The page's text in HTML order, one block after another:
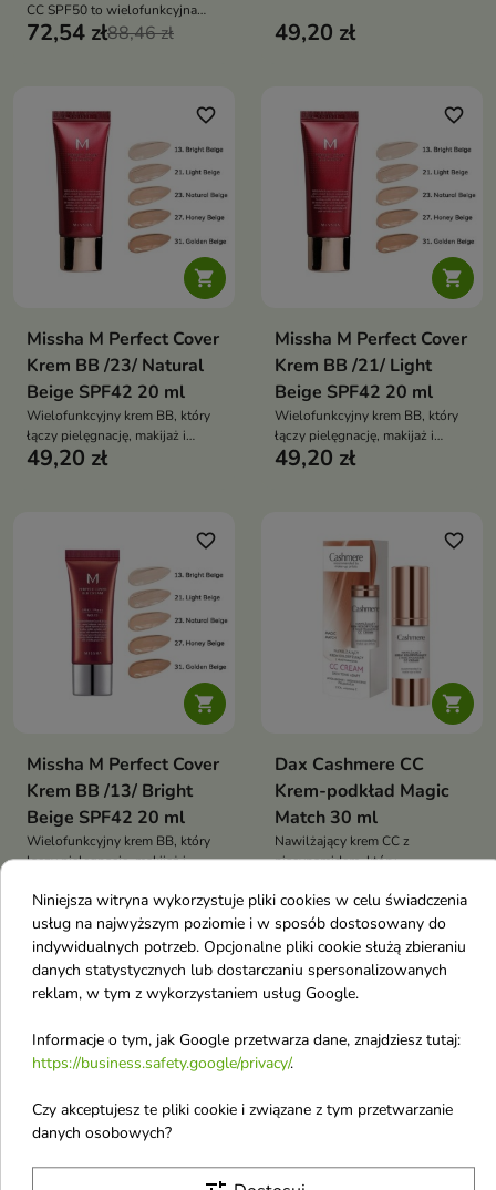
CC SPF50 to wielofunkcyjna
pielęgnacja, która wyrównuje
pozostawiając naturalny efekt
glow
72,54 zł88,46 zł
przeciwsłoneczną. Zapewnia
średnie do wysokiego krycie,
zachowując lekki, naturalny
efekt
49,20 zł

favorite_border
Missha M Perfect Cover
Krem BB /23/ Natural
Beige SPF42 20 ml
Wielofunkcyjny krem BB, który
łączy pielęgnację, makijaż i
wysoką ochronę
promieniowaniem UV,
zachowując lekki, naturalny
49,20 zł

favorite_border
Missha M Perfect Cover
Krem BB /21/ Light
Beige SPF42 20 ml
Wielofunkcyjny krem BB, który
łączy pielęgnację, makijaż i
wysoką ochronę
promieniowaniem UV,
zachowując lekki, naturalny
49,20 zł

favorite_border
Missha M Perfect Cover
Krem BB /13/ Bright
Beige SPF42 20 ml
Wielofunkcyjny krem BB, który
łączy pielęgnację, makijaż i
przeciwsłoneczną. Zapewnia
średnie do wysokiego krycie,
wyrównuje koloryt, nawilża
skórę i chroni ją przed
promieniowaniem UV,
zachowując lekki, naturalny

favorite_border
Dax Cashmere CC
Krem-podkład Magic
Match 30 ml
Nawilżający krem CC z
niacynamidem, który
wyrównuje koloryt i zapewnia
naturalny efekt wygładzenia
-16% favorite_border favorite_border
Niniejsza witryna wykorzystuje pliki cookies w celu świadczenia
usług na najwyższym poziomie i w sposób dostosowany do
indywidualnych potrzeb. Opcjonalne pliki cookie służą zbieraniu
danych statystycznych lub dostarczaniu spersonalizowanych
reklam, w tym z wykorzystaniem usług Google.
Informacje o tym, jak Google przetwarza dane, znajdziesz tutaj:
https://business.safety.google/privacy/.
Czy akceptujesz te pliki cookie i związane z tym przetwarzanie
danych osobowych?